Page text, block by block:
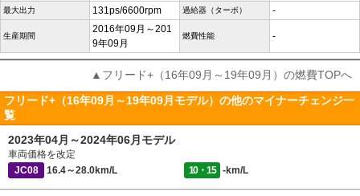
最大出力 131ps/6600rpm 過給器（ターボ） -
生産期間
2016年09月～201
9年09月
燃費性能 -
▲フリード+（16年09月～19年09月）の燃費TOPへ
フリード+（16年09月～19年09月モデル）の他のマイナーチェンジ一
覧
2023年04月～2024年06月モデル
車両価格を改定
JC08
16.4～28.0km/L 10・15 -km/L